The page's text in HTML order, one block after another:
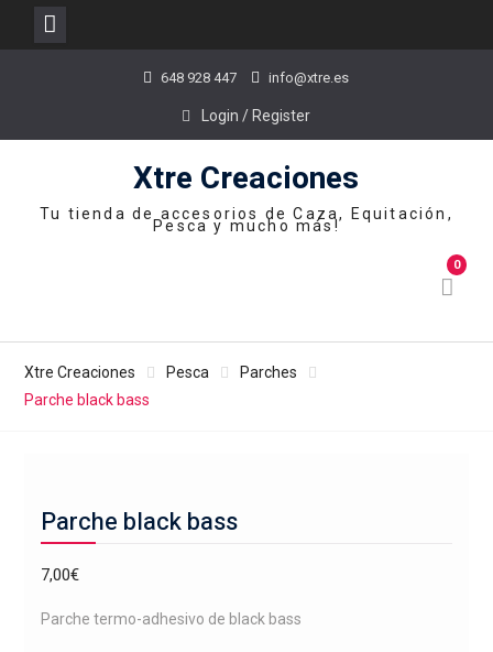
648 928 447 info@xtre.es
Login / Register
Xtre Creaciones
Tu tienda de accesorios de Caza, Equitación,
Pesca y mucho más!
0
Xtre Creaciones Pesca
Parches
Parche black bass
Parche black bass
7,00€
Parche termo-adhesivo de black bass